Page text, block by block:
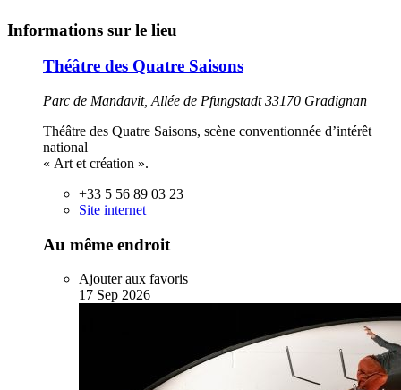
Informations sur le lieu
Théâtre des Quatre Saisons
Parc de Mandavit, Allée de Pfungstadt 33170 Gradignan
Théâtre des Quatre Saisons, scène conventionnée d’intérêt
national
« Art et création ».
+33 5 56 89 03 23
Site internet
Au même endroit
Ajouter aux favoris
17 Sep 2026